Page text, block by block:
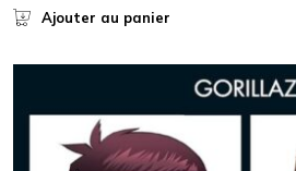
Ajouter au panier